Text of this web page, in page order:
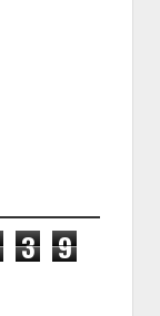
3 9